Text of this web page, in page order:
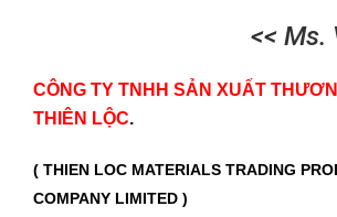
<< Ms.
CÔNG TY TNHH SẢN XUẤT
THIÊN LỘC.
( THIEN LOC MATERIALS TRADING
COMPANY LIMITED )